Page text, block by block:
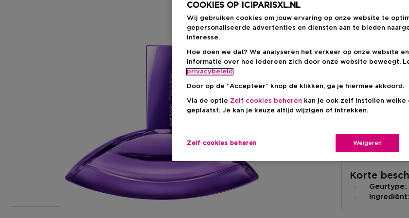
Op voorraad
Ophalen in
Selecteer
Korte
Geurtype
Ingrediënt
COOKIES OP ICIPARISXL.NL
Wij gebruiken cookies om jouw ervaring op onze website te
gepersonaliseerde advertenties en diensten aan te bieden
interesse.
Hoe doen we dat? We analyseren het verkeer op onze website
informatie over hoe iedereen zich door onze website beweegt.
privacybeleid
Door op de “Accepteer” knop de klikken, ga je hiermee akkoord.
Via de optie Zelf cookies beheren kan je ook zelf instellen welke
geplaatst. Je kan je keuze altijd wijzigen of intrekken.
Zelf cookies beheren Weigeren